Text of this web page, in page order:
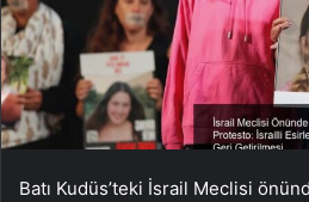
Batı Kudüs’teki İsrail Meclisi